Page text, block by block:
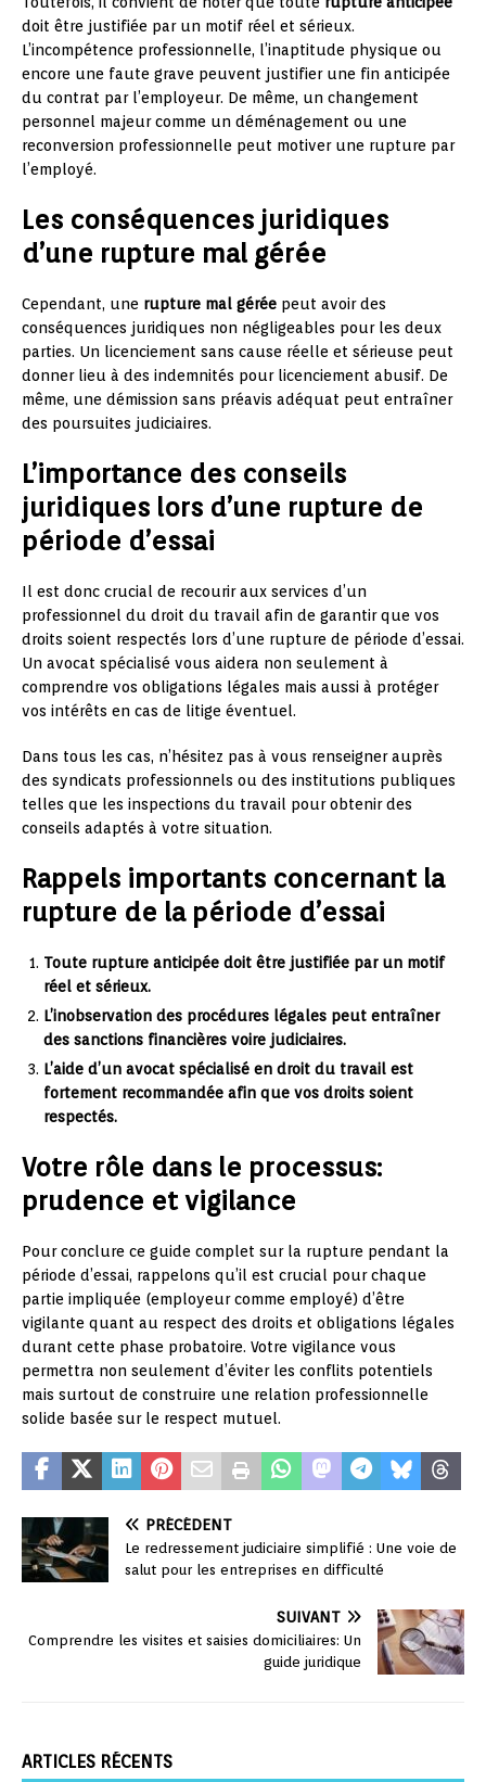
doit être justifiée par un motif réel et sérieux.
L’incompétence professionnelle, l’inaptitude physique ou
encore une faute grave peuvent justifier une fin anticipée
du contrat par l’employeur. De même, un changement
personnel majeur comme un déménagement ou une
reconversion professionnelle peut motiver une rupture par
l’employé.
Les conséquences juridiques
d’une rupture mal gérée
Cependant, une rupture mal gérée peut avoir des
conséquences juridiques non négligeables pour les deux
parties. Un licenciement sans cause réelle et sérieuse peut
donner lieu à des indemnités pour licenciement abusif. De
même, une démission sans préavis adéquat peut entraîner
des poursuites judiciaires.
L’importance des conseils
juridiques lors d’une rupture de
période d’essai
Il est donc crucial de recourir aux services d’un
professionnel du droit du travail afin de garantir que vos
droits soient respectés lors d’une rupture de période d’essai.
Un avocat spécialisé vous aidera non seulement à
comprendre vos obligations légales mais aussi à protéger
vos intérêts en cas de litige éventuel.
Dans tous les cas, n’hésitez pas à vous renseigner auprès
des syndicats professionnels ou des institutions publiques
telles que les inspections du travail pour obtenir des
conseils adaptés à votre situation.
Rappels importants concernant la
rupture de la période d’essai
Toute rupture anticipée doit être justifiée par un motif
réel et sérieux.
L’inobservation des procédures légales peut entraîner
des sanctions financières voire judiciaires.
L’aide d’un avocat spécialisé en droit du travail est
fortement recommandée afin que vos droits soient
respectés.
Votre rôle dans le processus:
prudence et vigilance
Pour conclure ce guide complet sur la rupture pendant la
période d’essai, rappelons qu’il est crucial pour chaque
partie impliquée (employeur comme employé) d’être
vigilante quant au respect des droits et obligations légales
durant cette phase probatoire. Votre vigilance vous
permettra non seulement d’éviter les conflits potentiels
mais surtout de construire une relation professionnelle
solide basée sur le respect mutuel.
PRÉCÉDENT
Le redressement judiciaire simplifié : Une voie de
salut pour les entreprises en difficulté
SUIVANT
Comprendre les visites et saisies domiciliaires: Un
guide juridique
ARTICLES RÉCENTS